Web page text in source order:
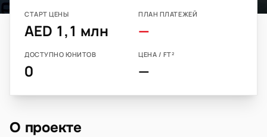
СТАРТ ЦЕНЫ
AED 1,1 млн
ПЛАН ПЛАТЕЖЕЙ
—
ДОСТУПНО ЮНИТОВ
0
ЦЕНА / FT²
—
О проекте